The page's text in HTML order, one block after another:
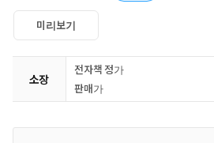
미리보기
소장
전자책 정가
판매가